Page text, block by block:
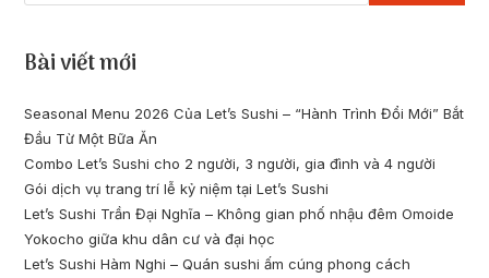
Bài viết mới
Seasonal Menu 2026 Của Let’s Sushi – “Hành Trình Đổi Mới” Bắt
Đầu Từ Một Bữa Ăn
Combo Let’s Sushi cho 2 người, 3 người, gia đình và 4 người
Gói dịch vụ trang trí lễ kỷ niệm tại Let’s Sushi
Let’s Sushi Trần Đại Nghĩa – Không gian phố nhậu đêm Omoide
Yokocho giữa khu dân cư và đại học
Let’s Sushi Hàm Nghi – Quán sushi ấm cúng phong cách